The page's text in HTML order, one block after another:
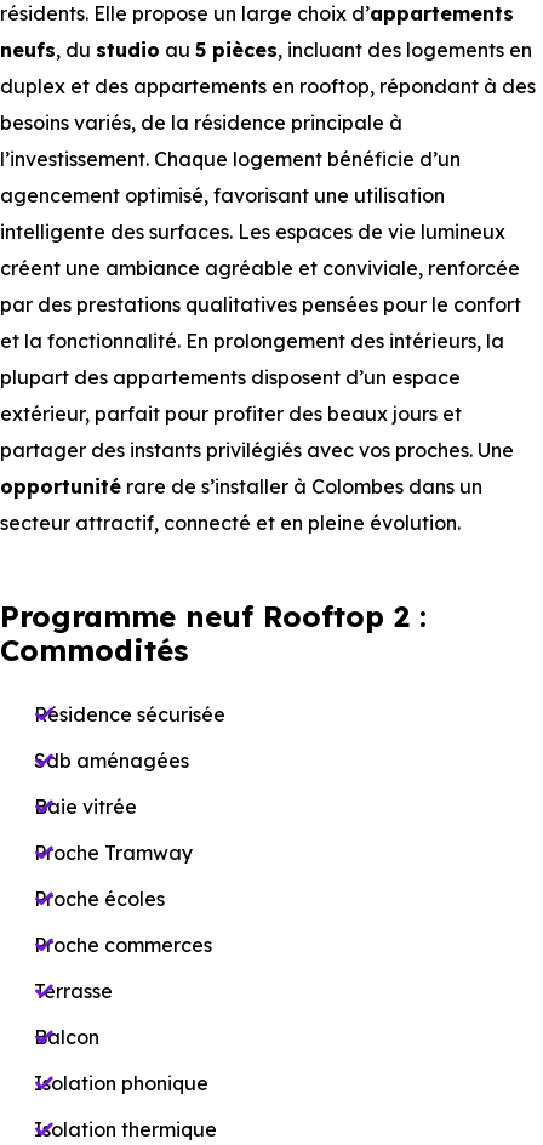
résidents. Elle propose un large choix d’appartements
neufs, du studio au 5 pièces, incluant des logements en
duplex et des appartements en rooftop, répondant à des
besoins variés, de la résidence principale à
l’investissement. Chaque logement bénéficie d’un
agencement optimisé, favorisant une utilisation
intelligente des surfaces. Les espaces de vie lumineux
créent une ambiance agréable et conviviale, renforcée
par des prestations qualitatives pensées pour le confort
et la fonctionnalité. En prolongement des intérieurs, la
plupart des appartements disposent d’un espace
extérieur, parfait pour profiter des beaux jours et
partager des instants privilégiés avec vos proches. Une
opportunité rare de s’installer à Colombes dans un
secteur attractif, connecté et en pleine évolution.
Programme neuf Rooftop 2 :
Commodités
Résidence sécurisée
Sdb aménagées
Baie vitrée
Proche Tramway
Proche écoles
Proche commerces
Terrasse
Balcon
Isolation phonique
Isolation thermique